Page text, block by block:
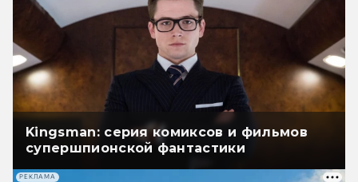
Kingsman: серия комиксов и фильмов
супершпионской фантастики
РЕКЛАМА